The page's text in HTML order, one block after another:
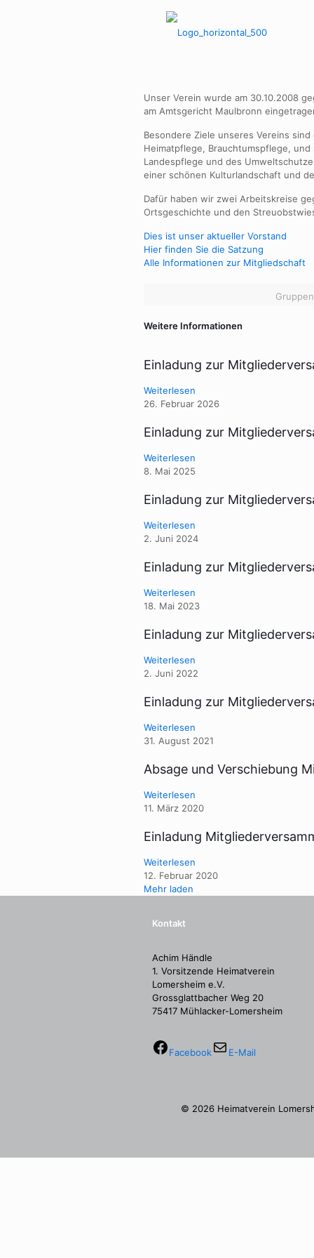
Unser Verein wurde am 30.10.2008
am Amtsgericht Maulbronn
Besondere Ziele unseres Vereins
Heimatpflege, Brauchtumspflege,
Landespflege und des
einer schönen Kulturlandschaft und
Dafür haben wir zwei Arbeitskreise
Ortsgeschichte und den
Dies ist unser aktueller Vorstand
Hier finden Sie die Satzung
Alle Informationen zur Mitgliedschaft
Weitere Informationen
Einladung zur
Weiterlesen
26. Februar 2026
Einladung zur
Weiterlesen
8. Mai 2025
Einladung zur
Weiterlesen
2. Juni 2024
Einladung zur
Weiterlesen
18. Mai 2023
Einladung zur
Weiterlesen
2. Juni 2022
Einladung zur
Weiterlesen
31. August 2021
Absage und Verschiebung
Weiterlesen
11. März 2020
Einladung
Weiterlesen
12. Februar 2020
Mehr laden
Kontakt
Achim Händle
1. Vorsitzende Heimatverein
Lomersheim e.V.
Grossglattbacher Weg 20
75417 Mühlacker-Lomersheim
Facebook E-Mail
© 2026 Heimatverein